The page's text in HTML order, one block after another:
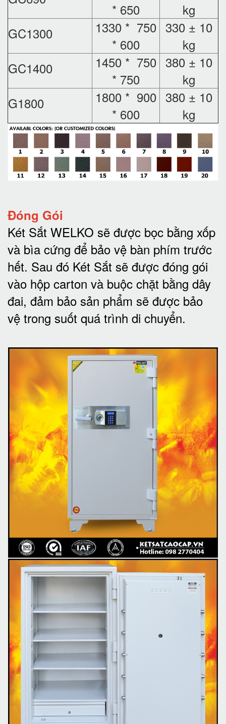
* 650
kg
GC1300
1330 * 750
* 600
330 ± 10
kg
GC1400
1450 * 750
* 750
380 ± 10
kg
G1800
1800 * 900
* 600
380 ± 10
kg
Đóng Gói
Két Sắt WELKO sẽ được bọc bằng xốp
và bìa cứng để bảo vệ bàn phím trước
hết. Sau đó Két Sắt sẽ được đóng gói
vào hộp carton và buộc chặt bằng dây
đai, đảm bảo sản phẩm sẽ được bảo
vệ trong suốt quá trình di chuyển.